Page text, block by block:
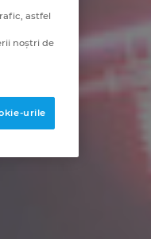
astfel
noștri de
urile